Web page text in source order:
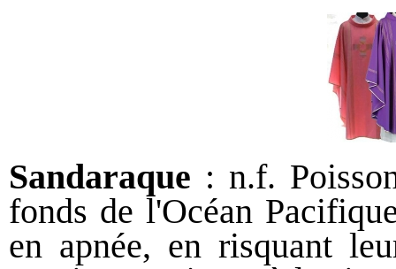
Sandaraque : n.f.
fonds de l'Océan
en apnée, en risquant